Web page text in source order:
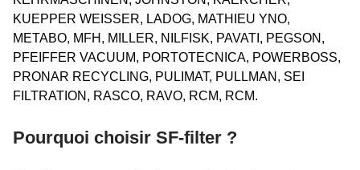
KUEPPER WEISSER, LADOG, MATHIEU YNO,
METABO, MFH, MILLER, NILFISK, PAVATI, PEGSON,
PFEIFFER VACUUM, PORTOTECNICA, POWERBOSS,
PRONAR RECYCLING, PULIMAT, PULLMAN, SEI
FILTRATION, RASCO, RAVO, RCM, RCM.
Pourquoi choisir SF-filter ?